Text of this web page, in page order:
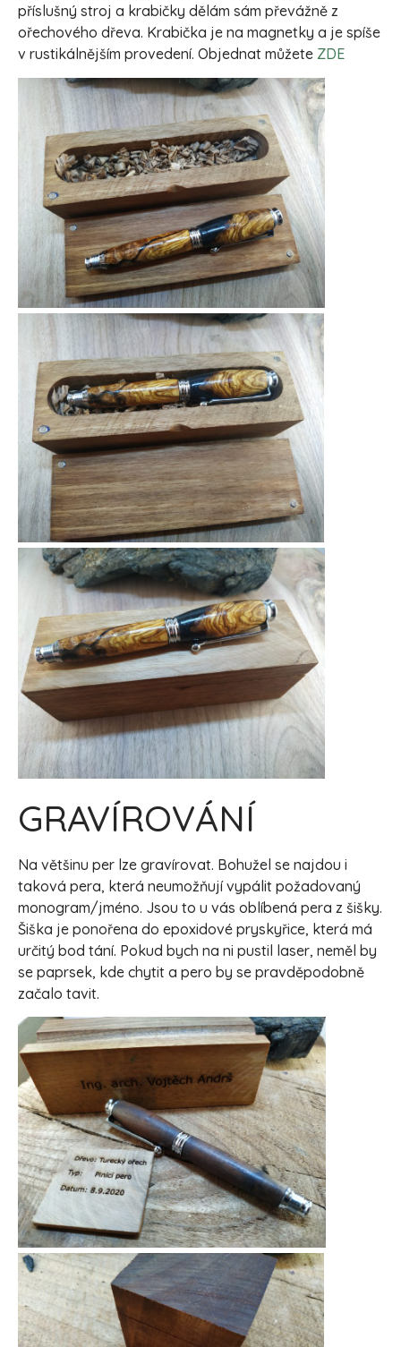
příslušný stroj a krabičky dělám sám převážně z
ořechového dřeva. Krabička je na magnetky a je spíše
v rustikálnějším provedení. Objednat můžete ZDE
GRAVÍROVÁNÍ
Na většinu per lze gravírovat. Bohužel se najdou i
taková pera, která neumožňují vypálit požadovaný
monogram/jméno. Jsou to u vás oblíbená pera z šišky.
Šiška je ponořena do epoxidové pryskyřice, která má
určitý bod tání. Pokud bych na ni pustil laser, neměl by
se paprsek, kde chytit a pero by se pravděpodobně
začalo tavit.